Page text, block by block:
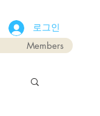
Members
로그인